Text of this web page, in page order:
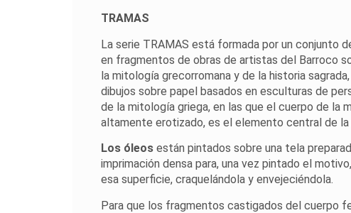
TRAMAS
La serie TRAMAS está formada por un conjunto
en fragmentos de obras de artistas del Barroco
la mitología grecorromana y de la historia
dibujos sobre papel basados en esculturas de
de la mitología griega, en las que el cuerpo de la
altamente erotizado, es el elemento central de la
Los óleos están pintados sobre una tela
imprimación densa para, una vez pintado el
esa superficie, craquelándola y envejeciéndola.
Para que los fragmentos castigados del cuerpo